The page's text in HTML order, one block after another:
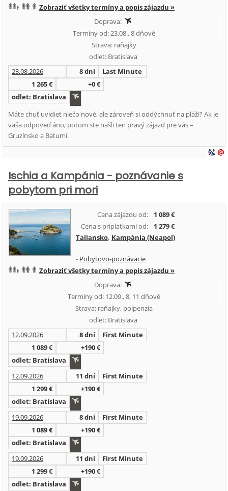
Zobraziť všetky termíny a popis zájazdu »
Doprava:
Termíny od: 23.08., 8 dňové
Strava: raňajky
odlet: Bratislava
23.08.2026
8 dní
Last Minute
1 265 €
+0 €
odlet: Bratislava
Máte chuť uvidieť niečo nové, ale zároveň si oddýchnuť na pláži? Ak je
vaša odpoveď áno, potom ste našli ten pravý zájazd pre vás –
Gruzínsko a Batumi.
Ischia a Kampánia - poznávanie s
pobytom pri mori
Cena zájazdu od:
1 089 €
Cena s príplatkami od:
1 279 €
Taliansko, Kampánia (Neapol)
- Pobytovo-poznávacie
Zobraziť všetky termíny a popis zájazdu »
Doprava:
Termíny od: 12.09., 8, 11 dňové
Strava: raňajky, polpenzia
odlet: Bratislava
12.09.2026
8 dní
First Minute
1 089 €
+190 €
odlet: Bratislava
12.09.2026
11 dní
First Minute
1 299 €
+190 €
odlet: Bratislava
19.09.2026
8 dní
First Minute
1 089 €
+190 €
odlet: Bratislava
19.09.2026
11 dní
First Minute
1 299 €
+190 €
odlet: Bratislava